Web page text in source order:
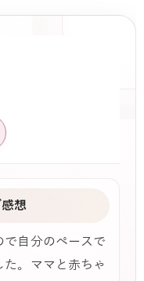
想
自分のペースで
。ママと赤ちゃ